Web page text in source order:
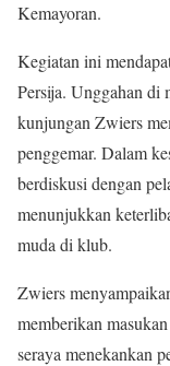
Kemayoran.
Kegiatan ini
Persija. Unggahan di
kunjungan Zwiers
penggemar. Dalam
berdiskusi dengan
menunjukkan
muda di klub.
Zwiers
memberikan
seraya menekankan